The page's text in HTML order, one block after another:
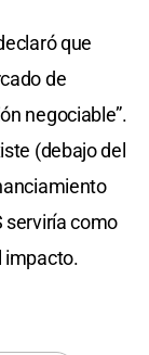
que
de
negociable”.
(debajo del
serviría como
impacto.